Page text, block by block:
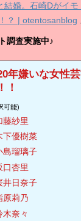
結婚。石崎Dがイ
？ | otentosanblog
調査実施中♪
年嫌いな女性
！
可能)
藤紗里
下優樹菜
島瑠璃子
口杏里
井日奈子
原莉乃
木奈々